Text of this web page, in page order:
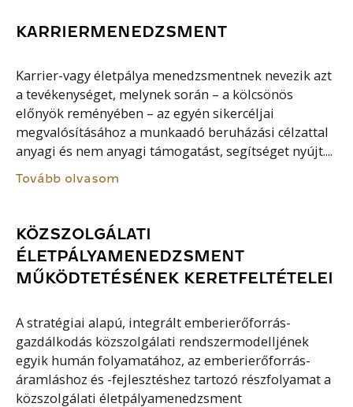
KARRIERMENEDZSMENT
Karrier-vagy életpálya menedzsmentnek nevezik azt
a tevékenységet, melynek során – a kölcsönös
előnyök reményében – az egyén sikercéljai
megvalósításához a munkaadó beruházási célzattal
anyagi és nem anyagi támogatást, segítséget nyújt....
Tovább olvasom
KÖZSZOLGÁLATI
ÉLETPÁLYAMENEDZSMENT
MŰKÖDTETÉSÉNEK KERETFELTÉTELEI
A stratégiai alapú, integrált emberierőforrás-
gazdálkodás közszolgálati rendszermodelljének
egyik humán folyamatához, az emberierőforrás-
áramláshoz és -fejlesztéshez tartozó részfolyamat a
közszolgálati életpályamenedzsment